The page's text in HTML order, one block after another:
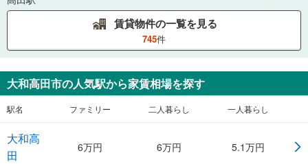
賃貸物件の一覧を見る
745件
大和高田市の人気駅から家賃相場を探す
駅名 ファミリー 二人暮らし 一人暮らし
大和高
田
6万円 6万円 5.1万円